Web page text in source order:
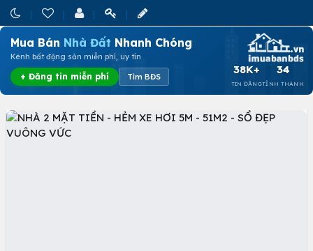
Mua Bán Nhà Đất Nhanh Chóng
Kênh bất động sản miễn phí, uy tín
+ Đăng tin miễn phí Tìm BĐS
38K+
TIN ĐĂNG
34
TỈNH THÀNH